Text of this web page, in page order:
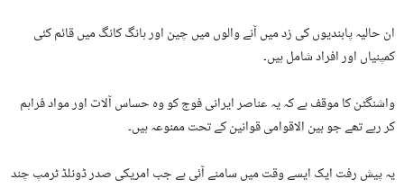
ان حالیہ پابندیوں کی زد میں آنے والوں میں چین اور ہانگ کانگ میں قائم کئی
کمپنیاں اور افراد شامل ہیں۔
واشنگٹن کا موقف ہے کہ یہ عناصر ایرانی فوج کو وہ حساس آلات اور مواد فراہم
کر رہے تھے جو بین الاقوامی قوانین کے تحت ممنوعہ ہیں۔
یہ پیش رفت ایک ایسے وقت میں سامنے آئی ہے جب امریکی صدر ڈونلڈ ٹرمپ چند